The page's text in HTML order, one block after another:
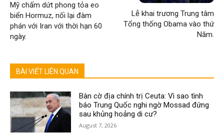
Mỹ chấm dứt phong tỏa eo
biển Hormuz, nối lại đàm
phán với Iran với thời hạn 60
ngày.
Lễ khai trương Trung tâm
Tổng thống Obama vào thứ
Năm.
BÀI VIẾT LIÊN QUAN
Bàn cờ địa chính trị Ceuta: Vì sao tình
báo Trung Quốc nghi ngờ Mossad đứng
sau khủng hoảng di cư?
August 7, 2026